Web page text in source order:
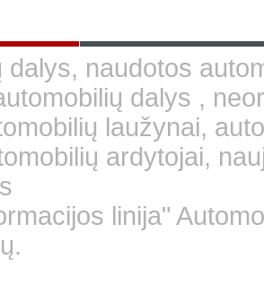
dalys, naudotos
dalys ,
laužynai,
ardytojai,
linija"